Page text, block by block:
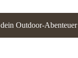
Outdoor-Abenteuer